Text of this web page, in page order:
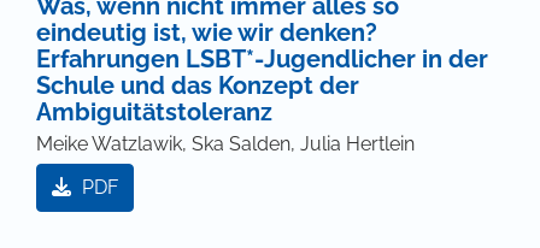
Was, wenn nicht immer alles so
eindeutig ist, wie wir denken?
Erfahrungen LSBT*-Jugendlicher in der
Schule und das Konzept der
Ambiguitätstoleranz
Meike Watzlawik, Ska Salden, Julia Hertlein
PDF